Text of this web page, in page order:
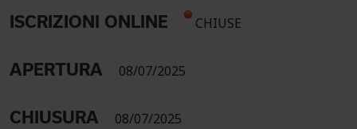
ISCRIZIONI ONLINE CHIUSE
APERTURA 08/07/2025
CHIUSURA 08/07/2025